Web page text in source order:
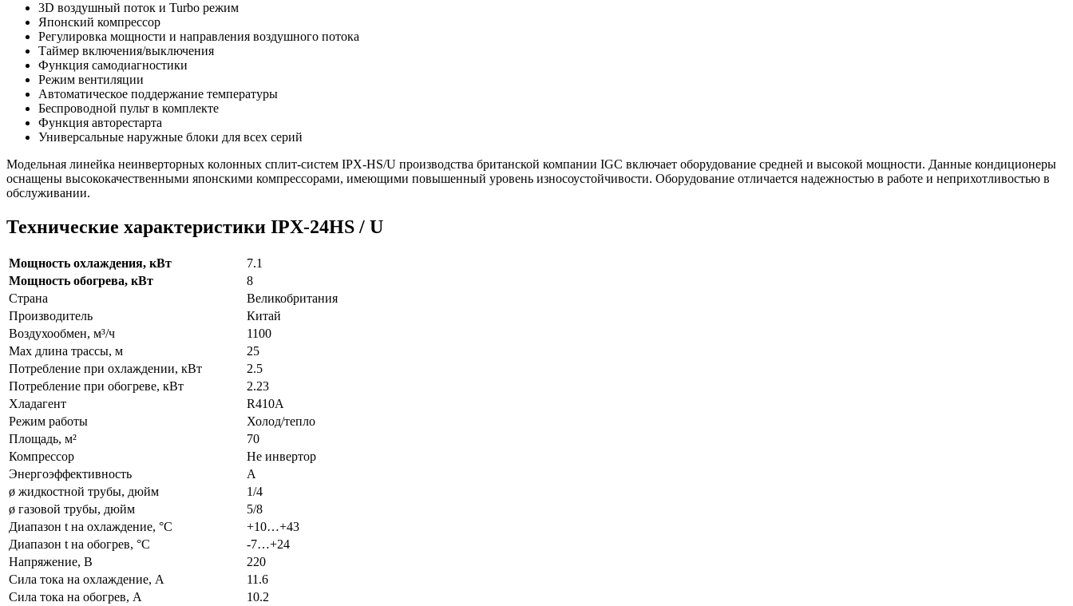
3D воздушный поток и Turbo режим
Японский компрессор
Регулировка мощности и направления воздушного потока
Таймер включения/выключения
Функция самодиагностики
Режим вентиляции
Автоматическое поддержание температуры
Беспроводной пульт в комплекте
Функция авторестарта
Универсальные наружные блоки для всех серий
Модельная линейка неинверторных колонных сплит-систем IPХ-HS/U производства британской компании IGC включает оборудование средней и высокой мощности. Данные кондиционеры
оснащены высококачественными японскими компрессорами, имеющими повышенный уровень износоустойчивости. Оборудование отличается надежностью в работе и неприхотливостью в
обслуживании.
Технические характеристики IPХ-24HS / U
Мощность охлаждения, кВт
7.1
Мощность обогрева, кВт
8
Страна
Великобритания
Производитель
Китай
Воздухообмен, м³/ч
1100
Max длина трассы, м
25
Потребление при охлаждении, кВт
2.5
Потребление при обогреве, кВт
2.23
Хладагент
R410A
Режим работы
Холод/тепло
Площадь, м²
70
Компрессор
Не инвертор
Энергоэффективность
A
ø жидкостной трубы, дюйм
1/4
ø газовой трубы, дюйм
5/8
Диапазон t на охлаждение, °С
+10…+43
Диапазон t на обогрев, °С
-7…+24
Напряжение, В
220
Сила тока на охлаждение, А
11.6
Сила тока на обогрев, А
10.2